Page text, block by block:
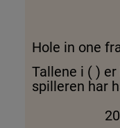
Hole in one
Tallene i ( )
spilleren har